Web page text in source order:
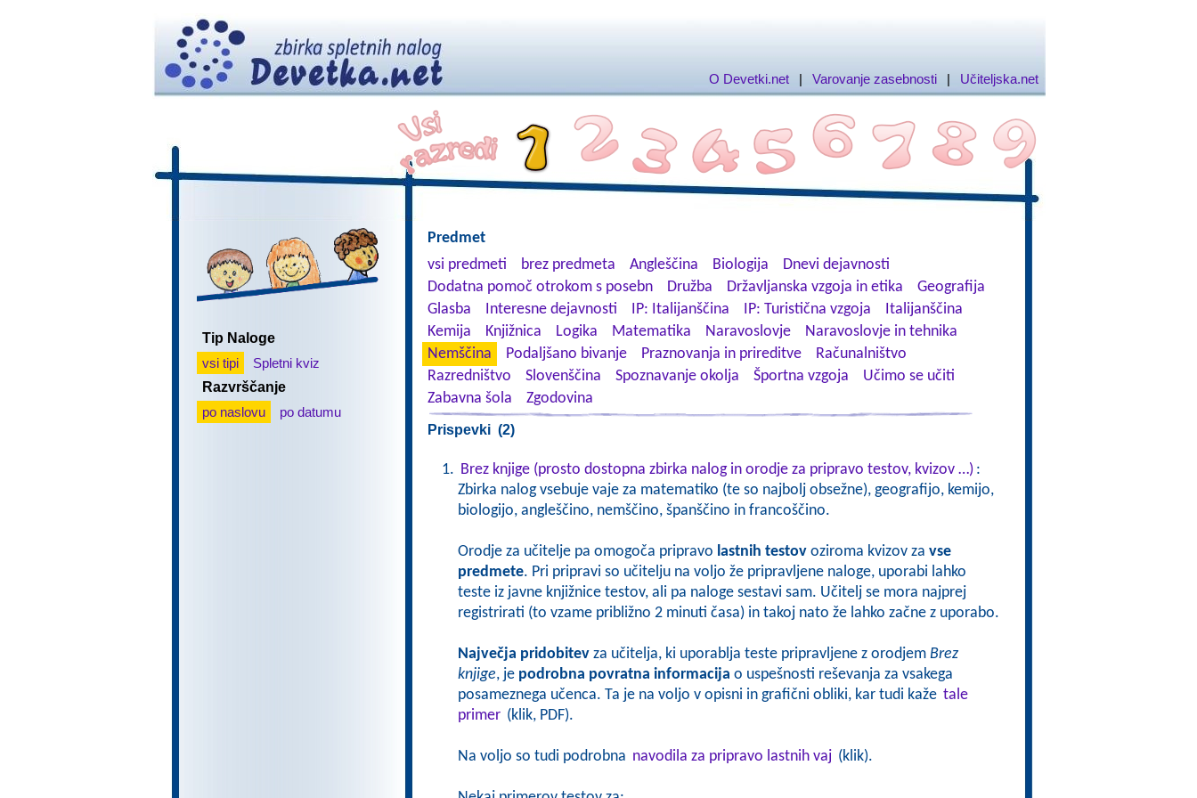
O Devetki.net | Varovanje zasebnosti | Učiteljska.net
Tip Naloge
vsi tipi
Spletni kviz
Razvrščanje
po naslovu
po datumu
Predmet
vsi predmeti
brez predmeta Angleščina Biologija
Dnevi dejavnosti
Dodatna pomoč otrokom s posebn
Družba Državljanska vzgoja in etika
Geografija
Glasba
Interesne dejavnosti IP: Italijanščina IP: Turistična vzgoja
Italijanščina
Kemija
Knjižnica Logika Matematika Naravoslovje
Naravoslovje in tehnika
Nemščina
Podaljšano bivanje Praznovanja in prireditve
Računalništvo
Razredništvo
Slovenščina Spoznavanje okolja Športna vzgoja
Učimo se učiti
Zabavna šola
Zgodovina
Prispevki (2)
Brez knjige (prosto dostopna zbirka nalog in orodje za pripravo testov, kvizov …) :
Zbirka nalog vsebuje vaje za matematiko (te so najbolj obsežne), geografijo, kemijo,
biologijo, angleščino, nemščino, španščino in francoščino.
Orodje za učitelje pa omogoča pripravo lastnih testovoziroma kvizov za vse
predmete. Pri pripravi so učitelju na voljo že pripravljene naloge, uporabi lahko
teste iz javne knjižnice testov, ali pa naloge sestavi sam. Učitelj se mora najprej
registrirati (to vzame približno 2 minuti časa) in takoj nato že lahko začne z uporabo.
Največja pridobitevza učitelja, ki uporablja teste pripravljene z orodjem Brez
knjige, je podrobna povratna informacija o uspešnosti reševanja za vsakega
posameznega učenca. Ta je na voljo v opisni in grafični obliki, kar tudi kaže tale
primer (klik, PDF).
Na voljo so tudi podrobna navodila za pripravo lastnih vaj (klik).